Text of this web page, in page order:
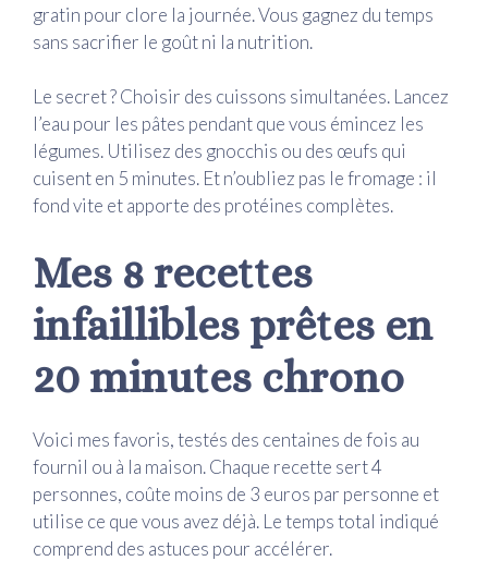
gratin pour clore la journée. Vous gagnez du temps
sans sacrifier le goût ni la nutrition.
Le secret ? Choisir des cuissons simultanées. Lancez
l’eau pour les pâtes pendant que vous émincez les
légumes. Utilisez des gnocchis ou des œufs qui
cuisent en 5 minutes. Et n’oubliez pas le fromage : il
fond vite et apporte des protéines complètes.
Mes 8 recettes
infaillibles prêtes en
20 minutes chrono
Voici mes favoris, testés des centaines de fois au
fournil ou à la maison. Chaque recette sert 4
personnes, coûte moins de 3 euros par personne et
utilise ce que vous avez déjà. Le temps total indiqué
comprend des astuces pour accélérer.